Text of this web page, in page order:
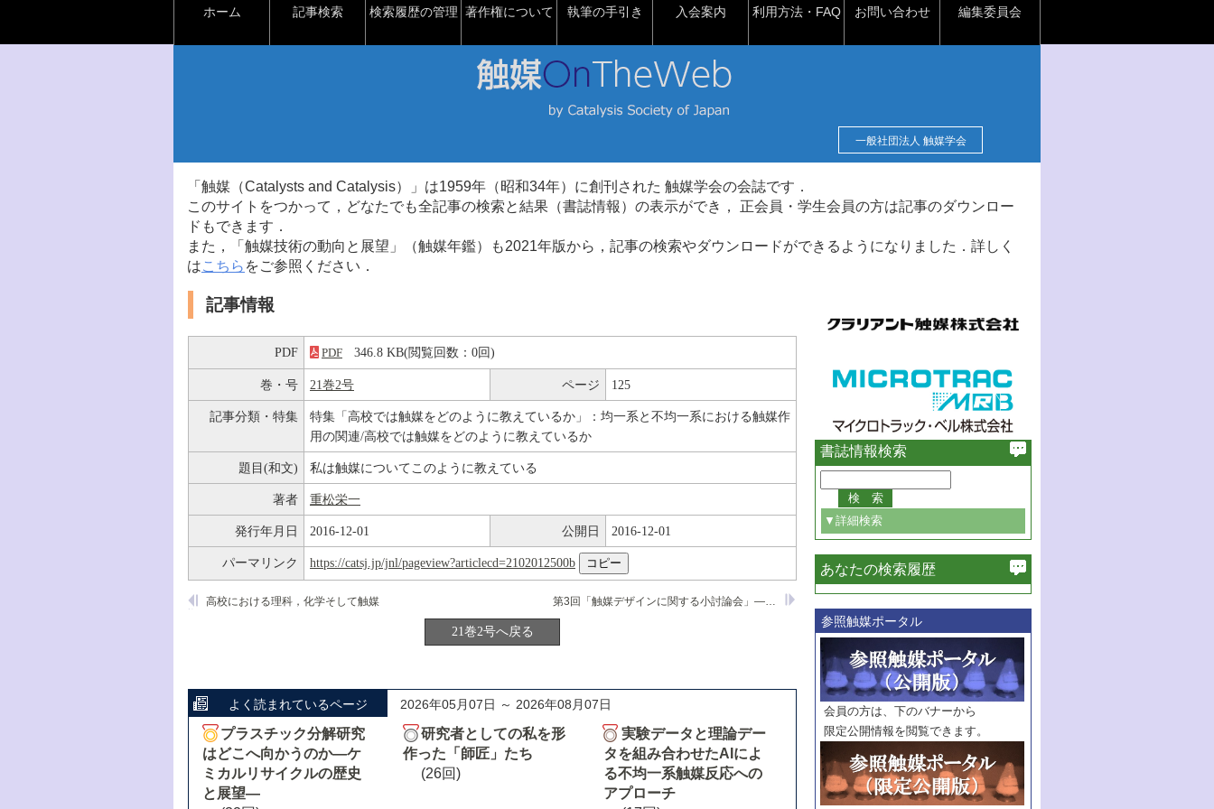
ホーム 記事検索 検索履歴の管理 著作権について 執筆の手引き 入会案内 利用方法・FAQ お問い合わせ 編集委員会
一般社団法人 触媒学会
「触媒（Catalysts and Catalysis）」は1959年（昭和34年）に創刊された 触媒学会の会誌です．
このサイトをつかって，どなたでも全記事の検索と結果（書誌情報）の表示ができ， 正会員・学生会員の方は記事のダウンロー
ドもできます．
また，「触媒技術の動向と展望」（触媒年鑑）も2021年版から，記事の検索やダウンロードができるようになりました．詳しく
はこちら をご参照ください．
記事情報
PDF PDF 346.8 KB(閲覧回数：0回)
巻・号 21巻2号 ページ 125
記事分類・特集
特集「高校では触媒をどのように教えているか」：均一系と不均一系における触媒作
用の関連/高校では触媒をどのように教えているか
題目(和文) 私は触媒についてこのように教えている
著者 重松栄一
発行年月日 2016-12-01 公開日 2016-12-01
パーマリンク https://catsj.jp/jnl/pageview?articlecd=2102012500b
第3回「触媒デザインに関する小討論会」―C1化合物の活性化触媒の設計―
高校における理科，化学そして触媒
21巻2号へ戻る
よく読まれているページ 2026年05月07日 ～ 2026年08月07日
プラスチック分解研究
はどこへ向かうのか―ケ
ミカルリサイクルの歴史
と展望―
研究者としての私を形
作った「師匠」たち
(26回)
実験データと理論デー
タを組み合わせたAIによ
る不均一系触媒反応への
アプローチ
書誌情報検索
▼詳細検索
必ず含む
巻・号指定
巻
号
範囲指定
巻
号～
巻
号
触媒年鑑
年度
記事種別
マーク：
マークあり
あなたの検索履歴
参照触媒ポータル
会員の方は、下のバナーから
限定公開情報を閲覧できます。